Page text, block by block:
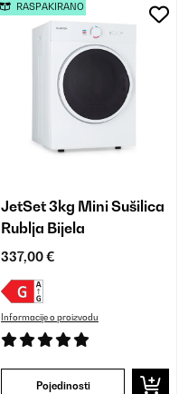
JetSet 3kg Mini Sušilica
Rublja Bijela
337,00 €
Informacije o proizvodu
Pojedinosti
RASPAKIRANO